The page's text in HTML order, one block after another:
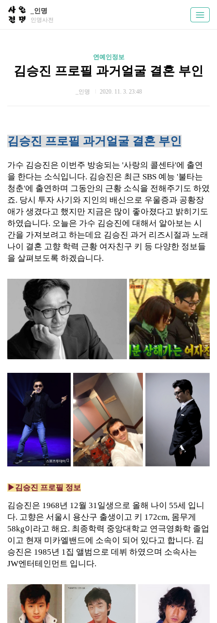
_인명
인명사전
연예인정보
김승진 프로필 과거얼굴 결혼 부인
_인명 2020. 11. 3. 23:48
김승진 프로필 과거얼굴 결혼 부인
가수 김승진은 이번주 방송되는 '사랑의 콜센타'에 출연
을 한다는 소식입니다. 김승진은 최근 SBS 예능 '불타는
청춘'에 출연하며 그동안의 근황 소식을 전해주기도 하였
죠. 당시 투자 사기와 지인의 배신으로 우울증과 공황장
애가 생겼다고 했지만 지금은 많이 좋아졌다고 밝히기도
하였습니다. 오늘은 가수 김승진에 대해서 알아보는 시
간을 가져보려고 하는데요 김승진 과거 리즈시절과 노래
나이 결혼 고향 학력 근황 여자친구 키 등 다양한 정보들
을 살펴보도록 하겠습니다.
▶김승진 프로필 정보
김승진은 1968년 12월 31일생으로 올해 나이 55세 입니
다. 고향은 서울시 용산구 출생이고 키 172cm, 몸무게
58kg이라고 해요. 최종학력 중앙대학교 연극영화학 졸업
이고 현재 미카엘밴드에 소속이 되어 있다고 합니다. 김
승진은 1985년 1집 앨범으로 데뷔 하였으며 소속사는
JW엔터테인먼트 입니다.